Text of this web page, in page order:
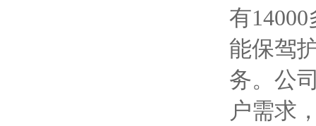
有
能保驾
务。公
户需求